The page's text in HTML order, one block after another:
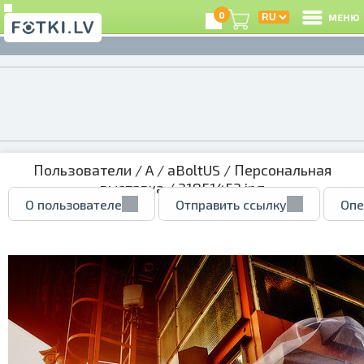
0 МЕНЮ
Пользователи /A/ aBoltUS / Персональная
выставка/ 31851453.jpg
О пользователе Отправить ссылку